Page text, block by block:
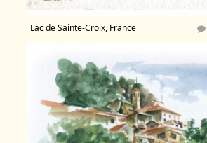
Lac de Sainte-Croix, France